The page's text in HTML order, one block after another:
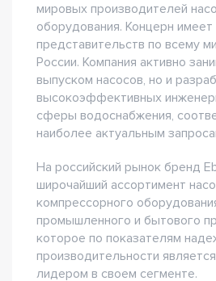
мировых производителей
оборудования. Концерн
представительств по всему
России. Компания активно
выпуском насосов, но и
высокоэффективных
сферы водоснабжения,
наиболее актуальным
На российский рынок бренд
широчайший ассортимент
компрессорного
промышленного и бытового
которое по показателям
производительности
лидером в своем сегменте.